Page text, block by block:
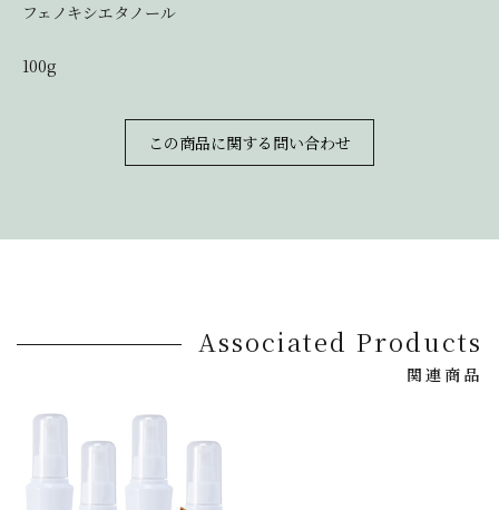
フェノキシエタノール
100g
この商品に関する問い合わせ
Associated Products
関連商品